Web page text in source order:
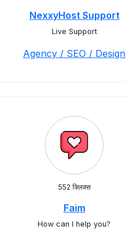
NexxyHost Support
Live Support
Agency / SEO / Design
552 क्लिक्स
Faim
How can I help you?